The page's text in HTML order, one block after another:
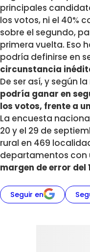
principales
los votos, ni el 40%
sobre el segundo,
primera vuelta. Eso
podría definirse en
circunstancia
De ser así, y según
podría ganar en
los votos, frente a
La encuesta
20 y el 29 de
rural en 469
departamentos con
margen de error del
Seguir en